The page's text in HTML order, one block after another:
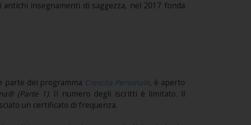
antichi insegnamenti di saggezza, nel 2017 fonda
parte del programma Crescita Personale, è aperto
(Parte 1). Il numero degli iscritti è limitato. ll
un certificato di frequenza.